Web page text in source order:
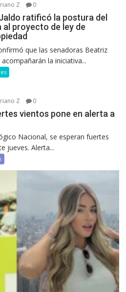
Z 0
ratificó la postura del
al proyecto de ley de
que las senadoras Beatriz
la iniciativa...
Z 0
vientos pone en alerta a
Nacional, se esperan fuertes
jueves. Alerta...